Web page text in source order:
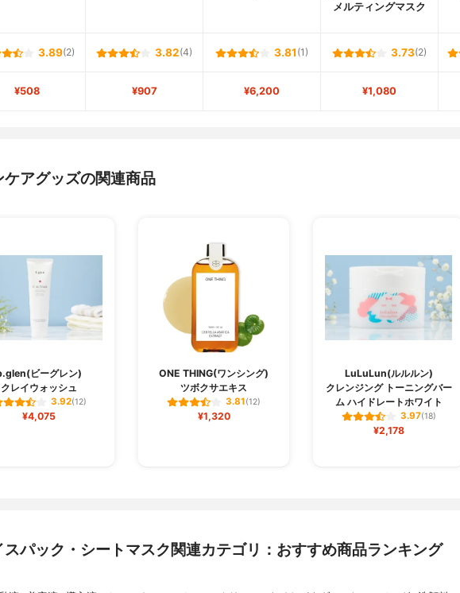
メルティングマスク
3.89(2) 3.82(4) 3.81 (1) 3.73(2)
¥508 ¥907 ¥6,200 ¥1,080
ケアグッズの関連商品
ビーグレン)
クレイウォッシュ
3.92(12)
¥4,075
ONE THING(ワンシング)
ツボクサエキス
3.81(12)
¥1,320
LuLuLun(ルルルン)
クレンジング トーニングバー
ム ハイドレートホワイト
3.97(18)
¥2,178
スパック・シートマスク関連カテゴリ：おすすめ商品ランキング